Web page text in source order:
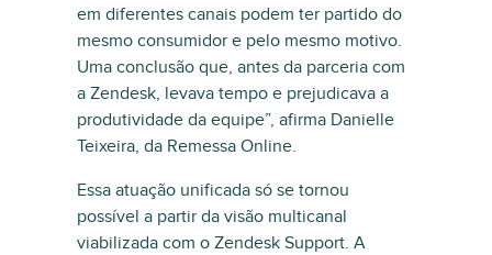
em diferentes canais podem ter partido do
mesmo consumidor e pelo mesmo motivo.
Uma conclusão que, antes da parceria com
a Zendesk, levava tempo e prejudicava a
produtividade da equipe”, afirma Danielle
Teixeira, da Remessa Online.
Essa atuação unificada só se tornou
possível a partir da visão multicanal
viabilizada com o Zendesk Support. A